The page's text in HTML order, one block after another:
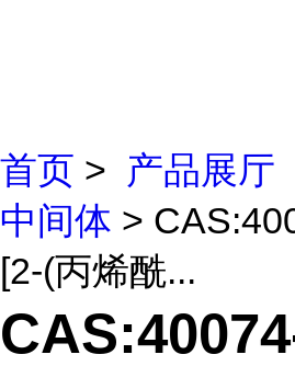
首页 > 产品展厅
中间体 >
[2-(丙烯酰...